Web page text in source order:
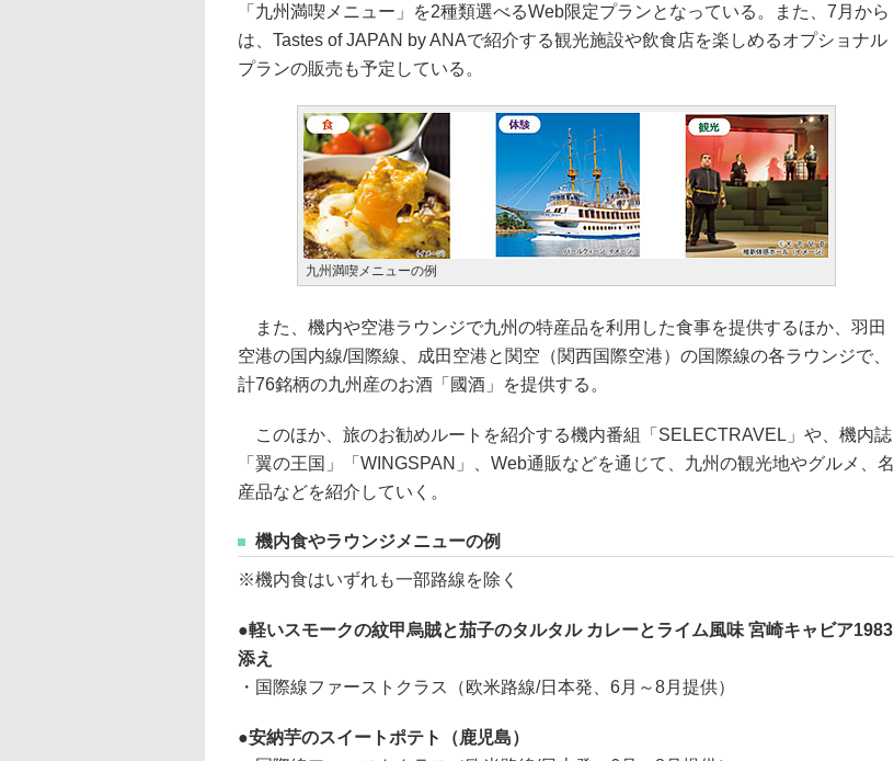
「九州満喫メニュー」を2種類選べるWeb限定プランとなっている。また、7月から
は、Tastes of JAPAN by ANAで紹介する観光施設や飲食店を楽しめるオプショナル
プランの販売も予定している。
九州満喫メニューの例
また、機内や空港ラウンジで九州の特産品を利用した食事を提供するほか、羽田
空港の国内線/国際線、成田空港と関空（関西国際空港）の国際線の各ラウンジで、
計76銘柄の九州産のお酒「國酒」を提供する。
このほか、旅のお勧めルートを紹介する機内番組「SELECTRAVEL」や、機内誌
「翼の王国」「WINGSPAN」、Web通販などを通じて、九州の観光地やグルメ、名
産品などを紹介していく。
機内食やラウンジメニューの例
※機内食はいずれも一部路線を除く
軽いスモークの紋甲烏賊と茄子のタルタル カレーとライム風味 宮崎キャビア1983
添え
・国際線ファーストクラス（欧米路線/日本発、6月～8月提供）
安納芋のスイートポテト（鹿児島）